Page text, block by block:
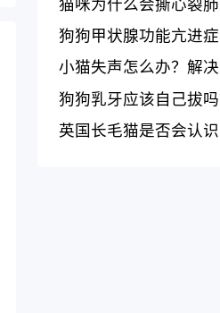
狗狗甲状腺功能亢进症
小猫失声怎么办？解
狗狗乳牙应该自己拔吗
英国长毛猫是否会认识